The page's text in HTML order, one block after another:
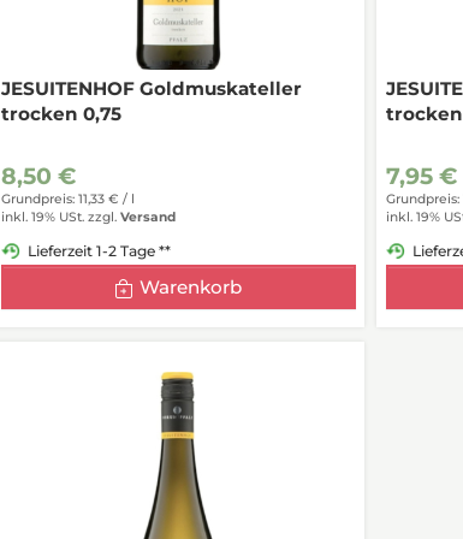
JESUITENHOF Goldmuskateller
trocken 0,75
8,50 €
Grundpreis: 11,33 € /
inkl. 19% USt. zzgl. Versand
Lieferzeit 1-2 Tage **
Warenkorb
trocken
7,95 €
Grundpreis:
inkl. 19%